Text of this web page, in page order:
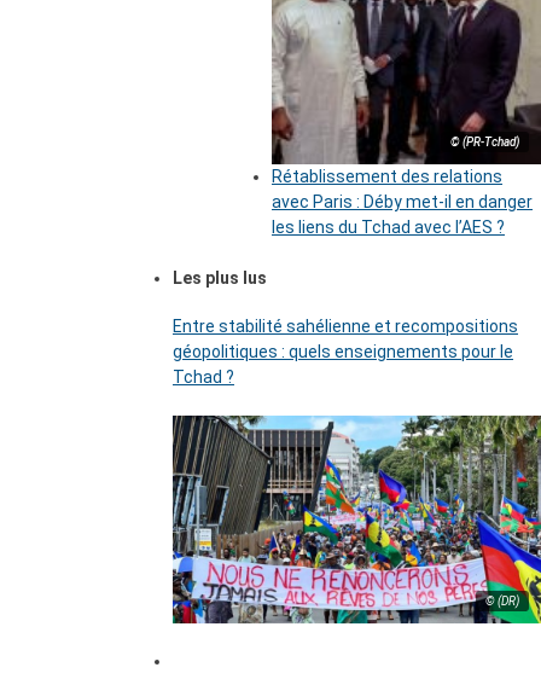
© (PR-Tchad)
Rétablissement des relations
avec Paris : Déby met-il en danger
les liens du Tchad avec l’AES ?
Les plus lus
Entre stabilité sahélienne et recompositions
géopolitiques : quels enseignements pour le
Tchad ?
© (DR)